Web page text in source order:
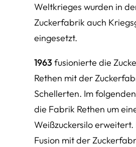
Weltkrieges wurden in
Zuckerfabrik auch
eingesetzt.
1963 fusionierte die
Rethen mit der
Schellerten. Im
die Fabrik Rethen um
Weißzuckersilo
Fusion mit der